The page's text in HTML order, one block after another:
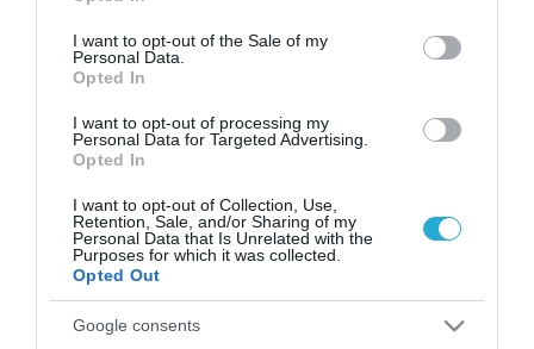
use your data for below specified purposes in below Google
consent section.
I want to opt-out of the Sale of my
Personal Data.
Opted In
I want to opt-out of processing my
Personal Data for Targeted Advertising.
Opted In
I want to opt-out of Collection, Use,
Retention, Sale, and/or Sharing of my
Personal Data that Is Unrelated with the
Purposes for which it was collected.
Opted Out
Google consents
ΡΟΗ ΕΙΔΗΣΕΩΝ